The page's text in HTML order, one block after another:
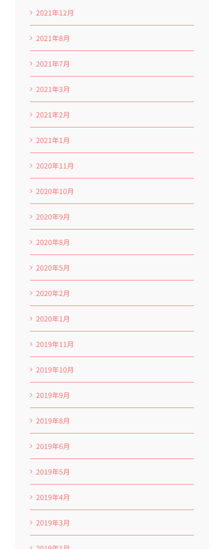
2021年12月
2021年8月
2021年7月
2021年3月
2021年2月
2021年1月
2020年11月
2020年10月
2020年9月
2020年8月
2020年5月
2020年2月
2020年1月
2019年11月
2019年10月
2019年9月
2019年8月
2019年6月
2019年5月
2019年4月
2019年3月